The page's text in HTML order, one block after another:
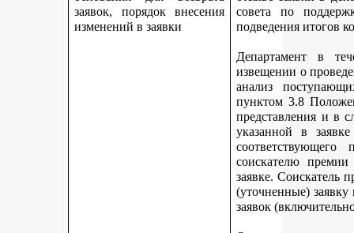
заявок, порядок внесения
изменений в заявки
совета по
подведения итогов
Департамент в
извещении о
анализ
пунктом 3.8
представления и в
указанной в
соответствующего
соискателю
заявке. Соискатель
(уточненные)
заявок